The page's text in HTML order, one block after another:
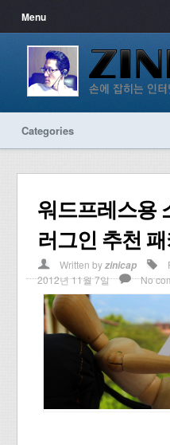
Menu
Categories
워드프레스용
러그인 추천
Written byzinicap
2012년 11월 7일
No